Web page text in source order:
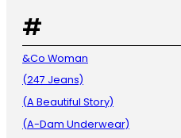
#
&Co Woman
(247 Jeans)
(A Beautiful Story)
(A-Dam Underwear)